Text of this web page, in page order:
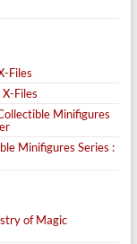
Files
Files
Minifigures
Minifigures Series :
of Magic